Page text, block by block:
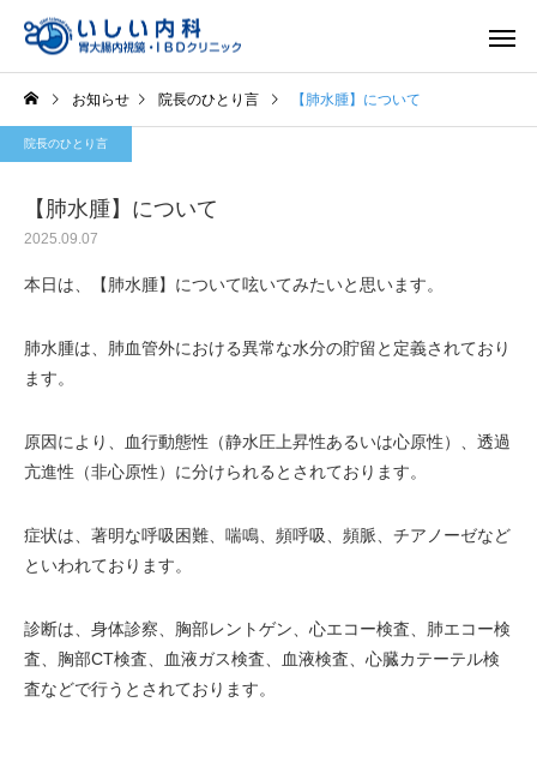
一般内科
お知らせ 院長のひとり言 【肺水腫】について
院長のひとり言
【肺水腫】について
2025.09.07
本日は、【肺水腫】について呟いてみたいと思います。
肺水腫は、肺血管外における異常な水分の貯留と定義されており
ます。
原因により、血行動態性（静水圧上昇性あるいは心原性）、透過
亢進性（非心原性）に分けられるとされております。
症状は、著明な呼吸困難、喘鳴、頻呼吸、頻脈、チアノーゼなど
といわれております。
診断は、身体診察、胸部レントゲン、心エコー検査、肺エコー検
査、胸部CT検査、血液ガス検査、血液検査、心臓カテーテル検
査などで行うとされております。